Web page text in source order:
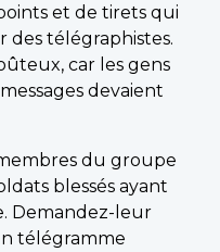
et de tirets qui
des télégraphistes.
car les gens
devaient
du groupe
blessés ayant
Demandez-leur
télégramme